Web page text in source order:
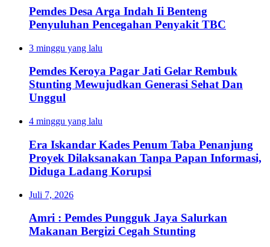
Pemdes Desa Arga Indah Ii Benteng
Penyuluhan Pencegahan Penyakit TBC
3 minggu yang lalu
Pemdes Keroya Pagar Jati Gelar Rembuk
Stunting Mewujudkan Generasi Sehat Dan
Unggul
4 minggu yang lalu
Era Iskandar Kades Penum Taba Penanjung
Proyek Dilaksanakan Tanpa Papan Informasi,
Diduga Ladang Korupsi
Juli 7, 2026
Amri : Pemdes Pungguk Jaya Salurkan
Makanan Bergizi Cegah Stunting